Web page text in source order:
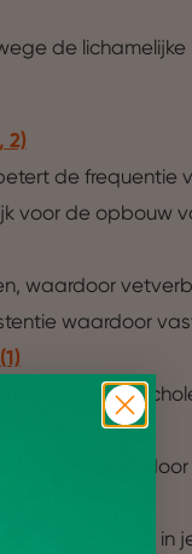
de lichamelijke
2)
de frequentie
voor de opbouw
waardoor
waardoor
(1)
slechte LDL
in het lichaam door
hoeft te steken in